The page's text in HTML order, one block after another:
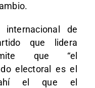
internacional de
que lidera
que “el
electoral es el
ahí el que el